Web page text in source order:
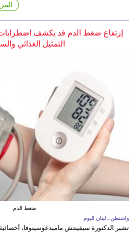
إرتفاع ضغط الدم قد يكشف
التمثيل الغذائي
ضغط الدم
واشنطن ـ لبنان اليوم
تشير الدكتورة سيفينتش ماميدغوسينوفا،